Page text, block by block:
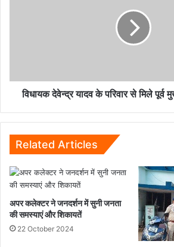
मुख्यमंत्री
भूपेशविधायक देवेन्द्र यादव के परिवार से मिले
Related Articles
अपर कलेक्टर ने जनदर्शन में सुनी जनता
की समस्याएं और शिकायतें
22 October 2024